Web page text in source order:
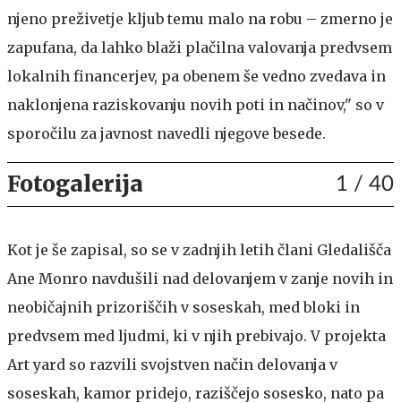
njeno preživetje kljub temu malo na robu – zmerno je
zapufana, da lahko blaži plačilna valovanja predvsem
lokalnih financerjev, pa obenem še vedno zvedava in
naklonjena raziskovanju novih poti in načinov," so v
sporočilu za javnost navedli njegove besede.
Fotogalerija 1 / 40
Kot je še zapisal, so se v zadnjih letih člani Gledališča
Ane Monro navdušili nad delovanjem v zanje novih in
neobičajnih prizoriščih v soseskah, med bloki in
predvsem med ljudmi, ki v njih prebivajo. V projekta
Art yard so razvili svojstven način delovanja v
soseskah, kamor pridejo, raziščejo sosesko, nato pa